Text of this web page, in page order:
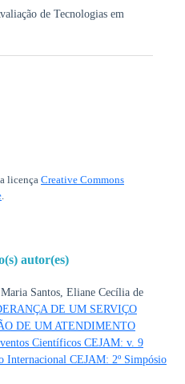
de Tecnologias em
licença Creative Commons
.
autor(es)
Santos, Eliane Cecília de
DE UM SERVIÇO
DE UM ATENDIMENTO
Científicos CEJAM: v. 9
Internacional CEJAM: 2º Simpósio